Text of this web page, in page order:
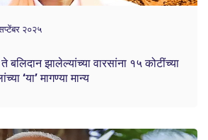
२०२५
झालेल्यांच्या वारसांना १५ कोटींच्या
‘या’ मागण्या मान्य